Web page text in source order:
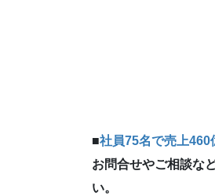
■社員75名で売上460
お問合せやご相談な
い。